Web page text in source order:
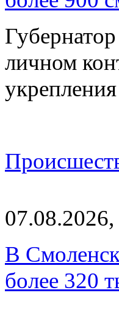
личном
В
более 320